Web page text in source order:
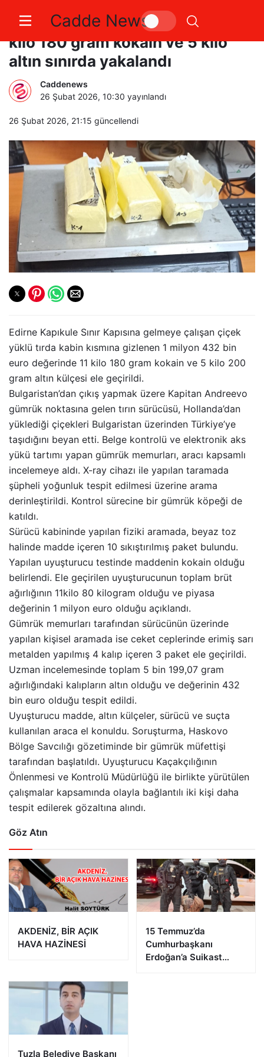
Cadde News
Türkiye’ye sokulmak istenen 11
kilo 180 gram kokain ve 5 kilo
altın sınırda yakalandı
Caddenews
26 Şubat 2026, 10:30 yayınlandı
26 Şubat 2026, 21:15 güncellendi
Edirne Kapıkule Sınır Kapısına gelmeye çalışan çiçek
yüklü tırda kabin kısmına gizlenen 1 milyon 432 bin
euro değerinde 11 kilo 180 gram kokain ve 5 kilo 200
gram altın külçesi ele geçirildi.
Bulgaristan’dan çıkış yapmak üzere Kapitan Andreevo
gümrük noktasına gelen tırın sürücüsü, Hollanda’dan
yüklediği çiçekleri Bulgaristan üzerinden Türkiye’ye
taşıdığını beyan etti. Belge kontrolü ve elektronik aks
yükü tartımı yapan gümrük memurları, aracı kapsamlı
incelemeye aldı. X-ray cihazı ile yapılan taramada
şüpheli yoğunluk tespit edilmesi üzerine arama
derinleştirildi. Kontrol sürecine bir gümrük köpeği de
katıldı.
Sürücü kabininde yapılan fiziki aramada, beyaz toz
halinde madde içeren 10 sıkıştırılmış paket bulundu.
Yapılan uyuşturucu testinde maddenin kokain olduğu
belirlendi. Ele geçirilen uyuşturucunun toplam brüt
ağırlığının 11kilo 80 kilogram olduğu ve piyasa
değerinin 1 milyon euro olduğu açıklandı.
Gümrük memurları tarafından sürücünün üzerinde
yapılan kişisel aramada ise ceket ceplerinde erimiş sarı
metalden yapılmış 4 kalıp içeren 3 paket ele geçirildi.
Uzman incelemesinde toplam 5 bin 199,07 gram
ağırlığındaki kalıpların altın olduğu ve değerinin 432
bin euro olduğu tespit edildi.
Uyuşturucu madde, altın külçeler, sürücü ve suçta
kullanılan araca el konuldu. Soruşturma, Haskovo
Bölge Savcılığı gözetiminde bir gümrük müfettişi
tarafından başlatıldı. Uyuşturucu Kaçakçılığının
Önlenmesi ve Kontrolü Müdürlüğü ile birlikte yürütülen
çalışmalar kapsamında olayla bağlantılı iki kişi daha
tespit edilerek gözaltına alındı.
Göz Atın
AKDENİZ, BİR AÇIK
HAVA HAZİNESİ
15 Temmuz’da
Cumhurbaşkanı
Erdoğan’a Suikast
Tuzla Belediye Başkanı